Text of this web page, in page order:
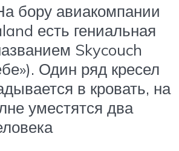
бору авиакомпании
есть гениальная
Skycouch
Один ряд кресел
в кровать, на
уместятся два